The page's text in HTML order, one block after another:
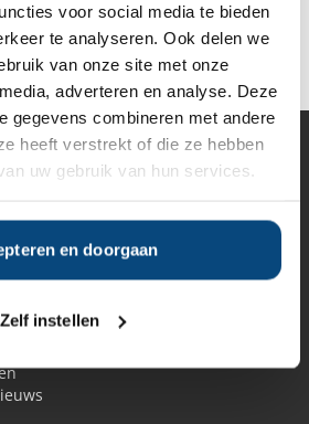
voor social media te bieden
te analyseren. Ook delen we
van onze site met onze
adverteren en analyse. Deze
gegevens combineren met andere
heeft verstrekt of die ze hebben
uw gebruik van hun services.
en doorgaan
Zelf instellen
per regio